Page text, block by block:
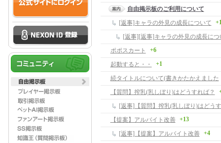
自由掲示板のご利用について
[返事]キャラの外見の成長について
[返事][返事]キャラの外見の成長につ
ポポスカート
+6
起動すると・・ +1
続タイトルについて(書きかたかえました
【質問】搾乳(乳しぼり)はどうすれば？
[返事]【質問】搾乳(乳しぼり)はどう
【提案】アルバイト改善
+13
[返事]【提案】アルバイト改善 +4